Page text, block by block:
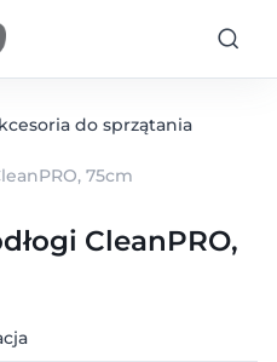
do sprzątania
75cm
CleanPRO,